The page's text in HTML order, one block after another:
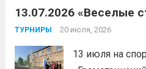
Сергеевича. Участники
скоростные качества,
координацию.
13.07.2026 «Веселые
ТУРНИРЫ 20 июля, 2026
13 июля на